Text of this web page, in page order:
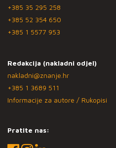
+385 35 295 258
+385 52 354 650
+385 1 5577 953
Redakcija (nakladni odjel)
nakladni@znanje.hr
+385 1 3689 511
Informacije za autore / Rukopisi
Pratite nas: